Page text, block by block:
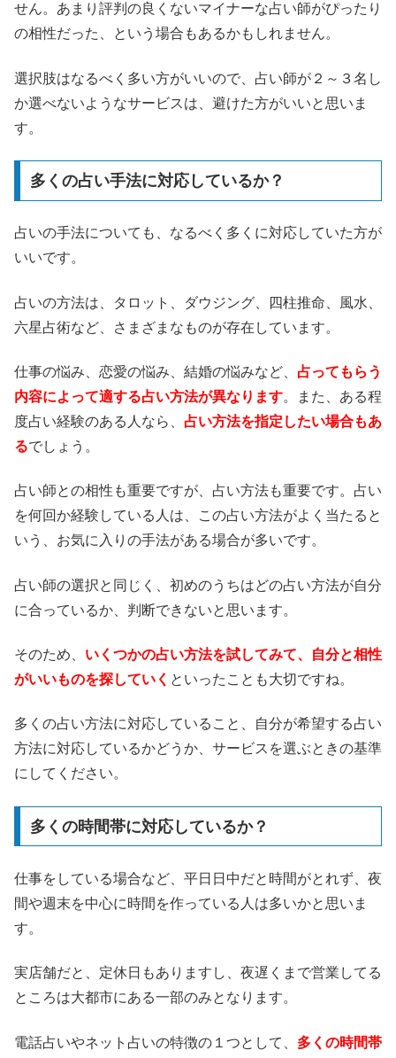
せん。あまり評判の良くないマイナーな占い師がぴったり
の相性だった、という場合もあるかもしれません。
選択肢はなるべく多い方がいいので、占い師が２～３名し
か選べないようなサービスは、避けた方がいいと思いま
す。
多くの占い手法に対応しているか？
占いの手法についても、なるべく多くに対応していた方が
いいです。
占いの方法は、タロット、ダウジング、四柱推命、風水、
六星占術など、さまざまなものが存在しています。
仕事の悩み、恋愛の悩み、結婚の悩みなど、 占ってもらう
内容によって適する占い方法が異なります。また、ある程
度占い経験のある人なら、 占い方法を指定したい場合もあ
るでしょう。
占い師との相性も重要ですが、占い方法も重要です。占い
を何回か経験している人は、この占い方法がよく当たると
いう、お気に入りの手法がある場合が多いです。
占い師の選択と同じく、初めのうちはどの占い方法が自分
に合っているか、判断できないと思います。
そのため、 いくつかの占い方法を試してみて、自分と相性
がいいものを探していく といったことも大切ですね。
多くの占い方法に対応していること、自分が希望する占い
方法に対応しているかどうか、サービスを選ぶときの基準
にしてください。
多くの時間帯に対応しているか？
仕事をしている場合など、平日日中だと時間がとれず、夜
間や週末を中心に時間を作っている人は多いかと思いま
す。
実店舗だと、定休日もありますし、夜遅くまで営業してる
ところは大都市にある一部のみとなります。
電話占いやネット占いの特徴の１つとして、 多くの時間帯